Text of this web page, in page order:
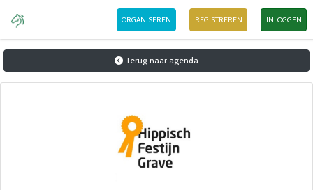
ORGANISEREN REGISTREREN INLOGGEN
Terug naar agenda